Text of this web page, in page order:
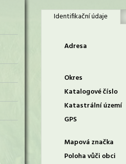
Identifikační údaje
Adresa
Okres
Katalogové číslo
Katastrální území
GPS
Mapová značka
Poloha vůči obci